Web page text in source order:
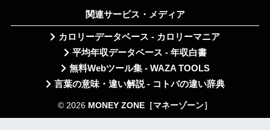
関連サービス・メディア
カロリーデータベース - カロリーマニア
平均年収データベース - 年収白書
無料Webツール集 - WAZA TOOLS
言葉の意味・違い解説 - コトバの違い辞典
© 2026 MONEY ZONE［マネーゾーン］